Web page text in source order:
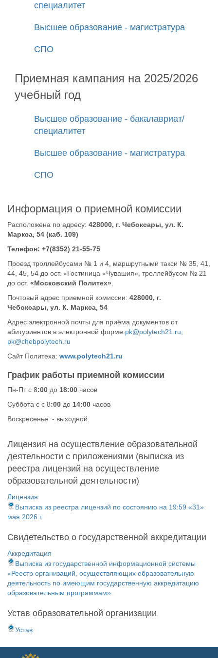
специалитет
Высшее образование - магистратура
СПО
Приемная кампания на 2025/2026
учебный год
Высшее образование - бакалавриат/
специалитет
Высшее образование - магистратура
СПО
Информация о приемной комиссии
Расположена по адресу: 428000, г. Чебоксары, ул. К.
Маркса, 54 (каб. 109)
Телефон: +7(8352) 21-55-75
Проезд троллейбусами № 1 и 4, маршрутными такси № 35, 41,
44, 45, 54 до ост. «Гостиница «Чувашия», троллейбусом № 21
до ост. «Московский Политех»
Почтовый адрес приемной комиссии: 428000, г.
Чебоксары, ул. К. Маркса, 54
Адрес электронной почты для приёма документов от
абитуриентов в электронной форме:pk@polytech21.ru;
pk@chebpolytech.ru
Сайт Политеха: www.polytech21.ru
График работы приемной комиссии
Пн-Пт с 8:00 до 18:00 часов
Суббота с с 8:00 до 14:00 часов
Воскресенье - выходной.
Лицензия на осуществление образовательной
деятельности с приложениями (выписка из
реестра лицензий на осуществление
образовательной деятельности)
Лицензия
Выписка из реестра лицензий по состоянию на 19:59 «31»
мая 2026 г.
Свидетельство о государственной аккредитации
Аккредитация
Выписка из государственной информационной системы
«Реестр организаций, осуществляющих образовательную
деятельность по имеющим государственную аккредитацию
образовательным программам»
Устав образовательной организации
Устав